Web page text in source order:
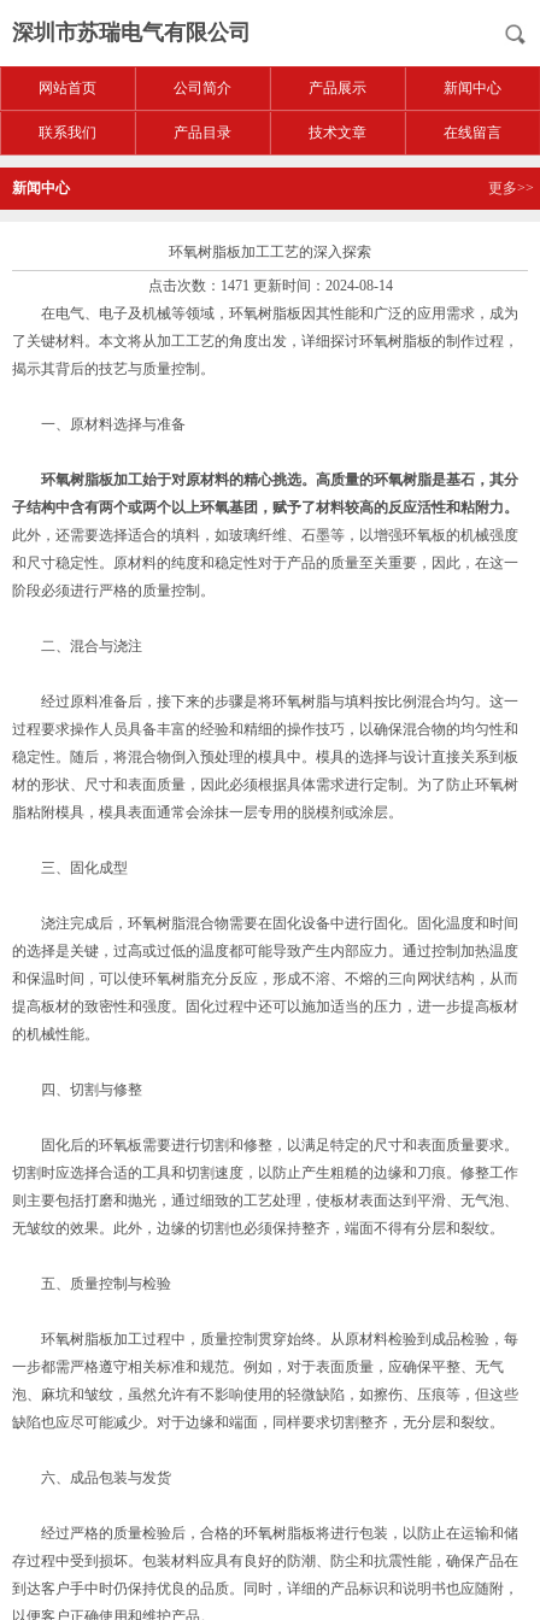
深圳市苏瑞电气有限公司
网站首页 公司简介 产品展示 新闻中心
联系我们 产品目录 技术文章 在线留言
新闻中心 更多>>
环氧树脂板加工工艺的深入探索
点击次数：1471 更新时间：2024-08-14
在电气、电子及机械等领域，环氧树脂板因其性能和广泛的应用需求，成为
了关键材料。本文将从加工工艺的角度出发，详细探讨环氧树脂板的制作过程，
揭示其背后的技艺与质量控制。
一、原材料选择与准备
环氧树脂板加工始于对原材料的精心挑选。高质量的环氧树脂是基石，其分
子结构中含有两个或两个以上环氧基团，赋予了材料较高的反应活性和粘附力。
此外，还需要选择适合的填料，如玻璃纤维、石墨等，以增强环氧板的机械强度
和尺寸稳定性。原材料的纯度和稳定性对于产品的质量至关重要，因此，在这一
阶段必须进行严格的质量控制。
二、混合与浇注
经过原料准备后，接下来的步骤是将环氧树脂与填料按比例混合均匀。这一
过程要求操作人员具备丰富的经验和精细的操作技巧，以确保混合物的均匀性和
稳定性。随后，将混合物倒入预处理的模具中。模具的选择与设计直接关系到板
材的形状、尺寸和表面质量，因此必须根据具体需求进行定制。为了防止环氧树
脂粘附模具，模具表面通常会涂抹一层专用的脱模剂或涂层。
三、固化成型
浇注完成后，环氧树脂混合物需要在固化设备中进行固化。固化温度和时间
的选择是关键，过高或过低的温度都可能导致产生内部应力。通过控制加热温度
和保温时间，可以使环氧树脂充分反应，形成不溶、不熔的三向网状结构，从而
提高板材的致密性和强度。固化过程中还可以施加适当的压力，进一步提高板材
的机械性能。
四、切割与修整
固化后的环氧板需要进行切割和修整，以满足特定的尺寸和表面质量要求。
切割时应选择合适的工具和切割速度，以防止产生粗糙的边缘和刀痕。修整工作
则主要包括打磨和抛光，通过细致的工艺处理，使板材表面达到平滑、无气泡、
无皱纹的效果。此外，边缘的切割也必须保持整齐，端面不得有分层和裂纹。
五、质量控制与检验
环氧树脂板加工过程中，质量控制贯穿始终。从原材料检验到成品检验，每
一步都需严格遵守相关标准和规范。例如，对于表面质量，应确保平整、无气
泡、麻坑和皱纹，虽然允许有不影响使用的轻微缺陷，如擦伤、压痕等，但这些
缺陷也应尽可能减少。对于边缘和端面，同样要求切割整齐，无分层和裂纹。
六、成品包装与发货
经过严格的质量检验后，合格的环氧树脂板将进行包装，以防止在运输和储
存过程中受到损坏。包装材料应具有良好的防潮、防尘和抗震性能，确保产品在
到达客户手中时仍保持优良的品质。同时，详细的产品标识和说明书也应随附，
以便客户正确使用和维护产品。